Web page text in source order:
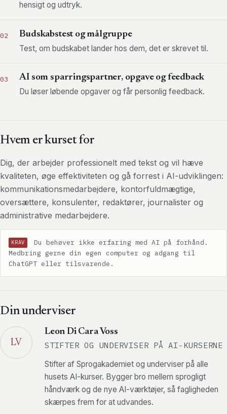
hensigt og udtryk.
02
Budskabstest og målgruppe
Test, om budskabet lander hos dem, det er skrevet til.
03
AI som sparringspartner, opgave og feedback
Du løser løbende opgaver og får personlig feedback.
Hvem er kurset for
Dig, der arbejder professionelt med tekst og vil hæve
kvaliteten, øge effektiviteten og gå forrest i AI-udviklingen:
kommunikationsmedarbejdere, kontorfuldmægtige,
oversættere, konsulenter, redaktører, journalister og
administrative medarbejdere.
KRAV
Du behøver ikke erfaring med AI på forhånd.
Medbring gerne din egen computer og adgang til
ChatGPT eller tilsvarende.
Din underviser
LV
Leon Di Cara Voss
STIFTER OG UNDERVISER PÅ AI-KURSERNE
Stifter af Sprogakademiet og underviser på alle
husets AI-kurser. Bygger bro mellem sprogligt
håndværk og de nye AI-værktøjer, så fagligheden
skærpes frem for at udvandes.